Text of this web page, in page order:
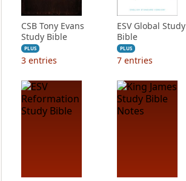
CSB Tony Evans
Study Bible
PLUS
3 entries
ESV Global Study
Bible
PLUS
7 entries